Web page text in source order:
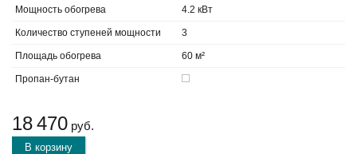
Мощность обогрева 4.2 кВт
Количество ступеней мощности 3
Площадь обогрева 60 м²
Пропан-бутан
18 470 руб.
В корзину